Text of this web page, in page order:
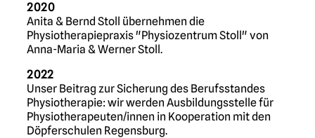
2020
Anita & Bernd Stoll übernehmen die
Physiotherapiepraxis "Physiozentrum Stoll" von
Anna-Maria & Werner Stoll.
2022
Unser Beitrag zur Sicherung des Berufsstandes
Physiotherapie: wir werden Ausbildungsstelle für
Physiotherapeuten/innen in Kooperation mit den
Döpferschulen Regensburg.